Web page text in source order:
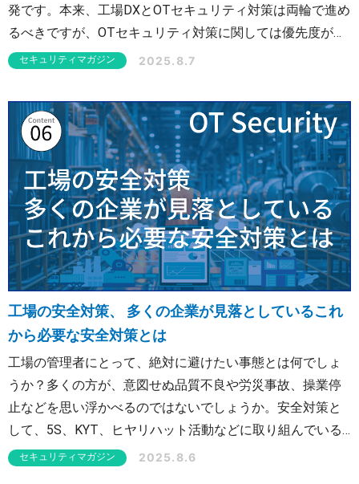
発です。本来、工場DXとOTセキュリティ対策は両輪で進め
るべきですが、OTセキュリティ対策に関しては優先度が低
いと考えている企業も少なくありません。 本コラムでは工
では、ある日突然、工場の機器が一斉に停止しました。前
編では、操業停止から再開までの3週間に起こったことと、
その影響について説明します。
セキュリティマガジン 2025.8.7
工場の安全対策、 多くの企業が見落としているこれ
から必要な安全対策とは
工場の管理者にとって、絶対に避けたい事態とは何でしょ
うか？多くの方が、意図せぬ品質不良や労災事故、操業停
止などを思い浮かべるのではないでしょうか。安全対策と
して、5S、KYT、ヒヤリハット活動などに取り組んでいる
企業も少なくありません。 しかし近年、工場に求められる
セキュリティマガジン 2025.8.6